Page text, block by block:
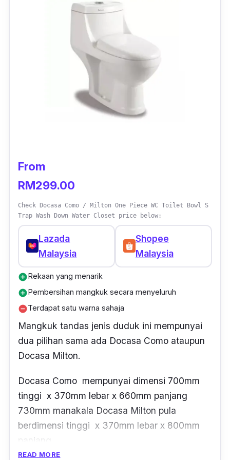
pembuatan jenis PP pada bahagian penutup
‘Walaupun mahal, pembelian tetap berbaloi
dengan kualiti yang tinggi dan warna yang
From
RM299.00
Check Docasa Como / Milton One Piece WC Toilet Bowl S
Trap Wash Down Water Closet price below:
Lazada
Malaysia
Shopee
Malaysia
add_circleRekaan yang menarik
add_circlePembersihan mangkuk secara menyeluruh
remove_circleTerdapat satu warna sahaja
Mangkuk tandas jenis duduk ini mempunyai
dua pilihan sama ada Docasa Como ataupun
Docasa Milton.
Docasa Como mempunyai dimensi 700mm
tinggi x 370mm lebar x 660mm panjang
730mm manakala Docasa Milton pula
berdimensi tinggi x 370mm lebar x 800mm
READ MORE